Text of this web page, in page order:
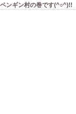
ンギン村の巻です(^○^)!!